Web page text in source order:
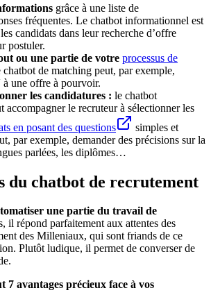
grâce à une liste de
fréquentes. Le chatbot informationnel est
candidats dans leur recherche d’offre
postuler.
ou une partie de votre processus de
chatbot de matching peut, par exemple,
une offre à pourvoir.
les candidatures : le chatbot
accompagner le recruteur à sélectionner les
en posant des questions
simples et
par exemple, demander des précisions sur la
parlées, les diplômes…
du chatbot de recrutement
une partie du travail de
il répond parfaitement aux attentes des
des Milleniaux, qui sont friands de ce
Plutôt ludique, il permet de converser de
7 avantages précieux face à vos